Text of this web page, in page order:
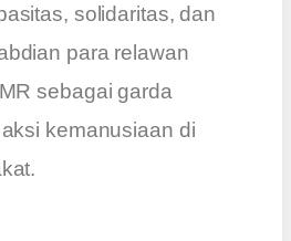
solidaritas, dan
para relawan
sebagai garda
kemanusiaan di